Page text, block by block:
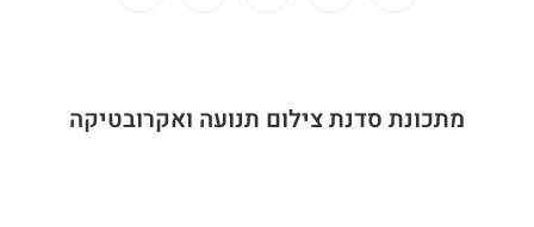
מתכונת סדנת צילום תנועה ואקרובטיקה